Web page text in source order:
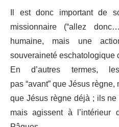
Il est donc important de
missionnaire (“allez
humaine, mais une
souveraineté eschatologique
En d’autres termes,
pas “avant” que Jésus
que Jésus règne déjà ; ils
mais agissent à